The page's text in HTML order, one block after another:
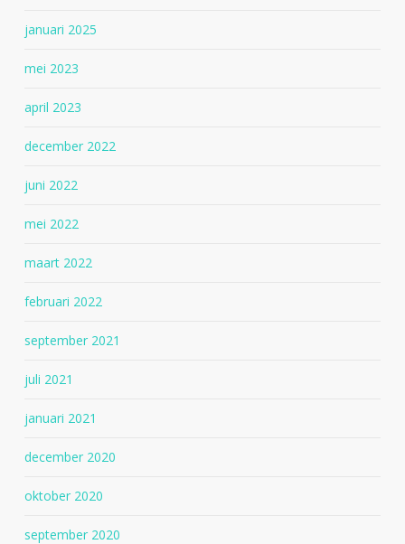
januari 2025
mei 2023
april 2023
december 2022
juni 2022
mei 2022
maart 2022
februari 2022
september 2021
juli 2021
januari 2021
december 2020
oktober 2020
september 2020